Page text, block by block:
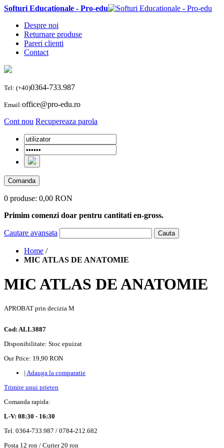
Softuri Educationale - Pro-edu
Despre noi
Returnare produse
Pareri clienti
Contact
Tel: (+40)0364-733.987
Email:office@pro-edu.ro
Cont nou Recupereaza parola
Comanda
0 produse: 0,00 RON
Primim comenzi doar pentru cantitati en-gross.
Cautare avansata Cauta
Home /
MIC ATLAS DE ANATOMIE
MIC ATLAS DE ANATOMIE
APROBAT prin decizia M
Cod: ALL3887
Disponibilitate: Stoc epuizat
Our Price: 19,90 RON
| Adauga la comparatie
Trimite unui prieten
Comanda rapida:
L-V: 08:30 - 16:30
Tel. 0364-733.987 / 0784-212.682
Posta 12 ron / Curier 20 ron